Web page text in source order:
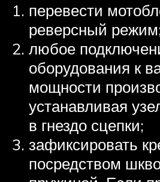
перевести
реверсный
любое
оборудования к
мощности
устанавливая
в гнездо сцепки;
зафиксировать
посредством